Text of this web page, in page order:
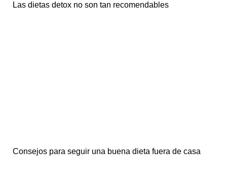
Las dietas detox no son tan recomendables
Consejos para seguir una buena dieta fuera de casa